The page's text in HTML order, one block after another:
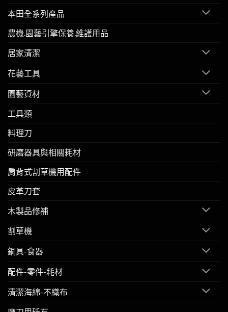
本田全系列產品
農機.園藝引擎保養.維護用品
居家清潔
花藝工具
園藝資材
工具類
料理刀
研磨器具與相關耗材
肩背式割草機用配件
皮革刀套
木製品修補
割草機
銅具-食器
配件-零件-耗材
清潔海綿-不織布